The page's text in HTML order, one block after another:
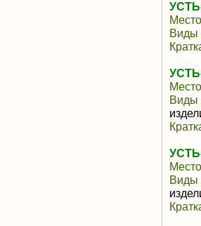
Виды
Виды
Виды